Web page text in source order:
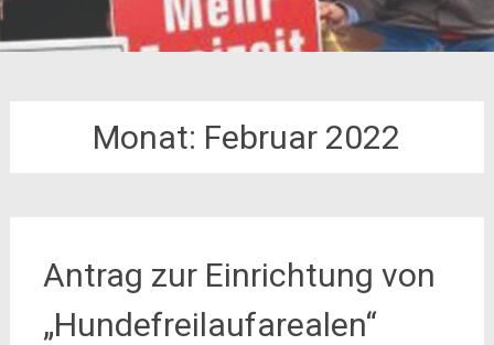
Monat: Februar 2022
Antrag zur Einrichtung von
„Hundefreilaufarealen“